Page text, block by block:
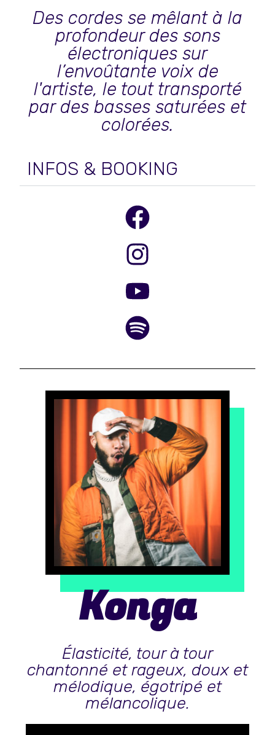
Des cordes se mêlant à la
profondeur des sons
électroniques sur
l’envoûtante voix de
l'artiste, le tout transporté
par des basses saturées et
colorées.
INFOS & BOOKING
Konga
Élasticité, tour à tour
chantonné et rageux, doux et
mélodique, égotripé et
mélancolique.